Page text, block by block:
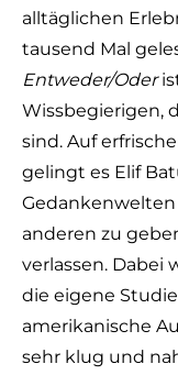
alltäglichen
tausend Mal
Entweder/Oder
Wissbegierigen,
sind. Auf
gelingt es Elif
Gedankenwelten
anderen zu
verlassen. Dabei
die eigene
amerikanische
sehr klug und